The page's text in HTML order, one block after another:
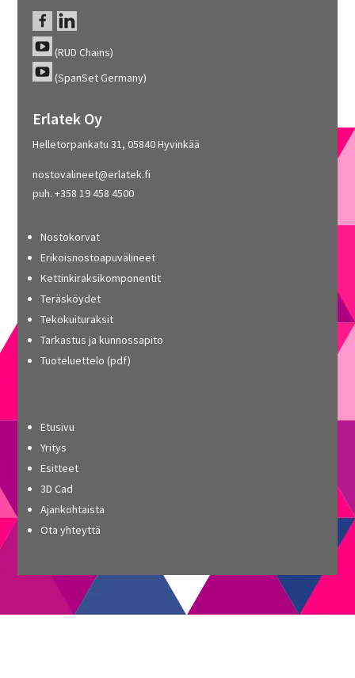
(RUD Chains)
(SpanSet Germany)
Erlatek Oy
Helletorpankatu 31, 05840 Hyvinkää
nostovalineet@erlatek.fi
puh. +358 19 458 4500
Nostokorvat
Erikoisnostoapuvälineet
Kettinkiraksikomponentit
Teräsköydet
Tekokuituraksit
Tarkastus ja kunnossapito
Tuoteluettelo (pdf)
Etusivu
Yritys
Esitteet
3D Cad
Ajankohtaista
Ota yhteyttä